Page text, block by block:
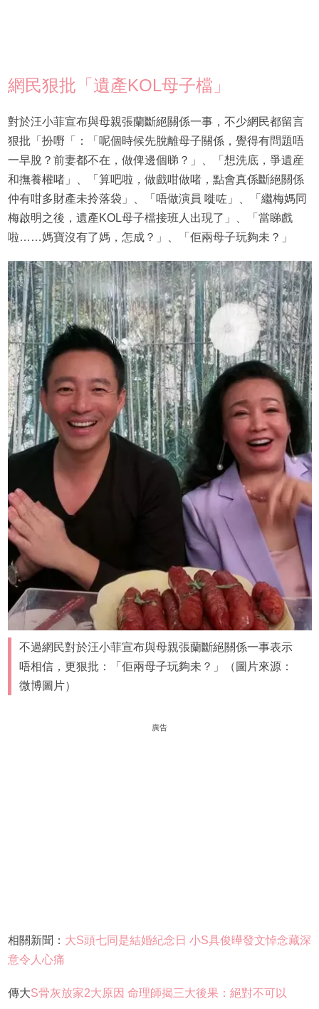
網民狠批「遺產KOL母子檔」
對於汪小菲宣布與母親張蘭斷絕關係一事，不少網民都留言
狠批「扮嘢「：「呢個時候先脫離母子關係，覺得有問題唔
一早脫？前妻都不在，做俾邊個睇？」、「想洗底，爭遺産
和撫養權啫」、「算吧啦，做戲咁做啫，點會真係斷絕關係
仲有咁多財產未拎落袋」、「唔做演員 嘥咗」、「繼梅媽同
梅啟明之後，遺產KOL母子檔接班人出現了」、「當睇戲
啦……媽寶沒有了媽，怎成？」、「佢兩母子玩夠未？」
不過網民對於汪小菲宣布與母親張蘭斷絕關係一事表示
唔相信，更狠批：「佢兩母子玩夠未？」（圖片來源：
微博圖片）
廣告
相關新聞： 大S頭七同是結婚紀念日 小S具俊曄發文悼念藏深
意令人心痛
傳大S骨灰放家2大原因 命理師揭三大後果：絕對不可以